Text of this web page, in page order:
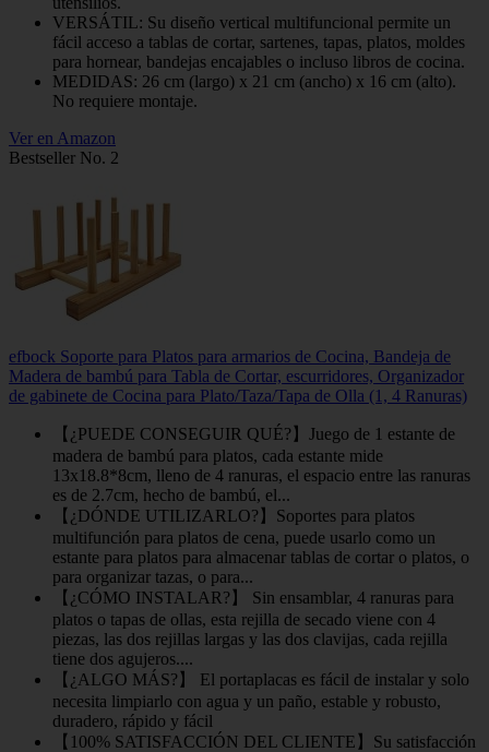
VERSÁTIL: Su diseño vertical multifuncional permite un
fácil acceso a tablas de cortar, sartenes, tapas, platos, moldes
para hornear, bandejas encajables o incluso libros de cocina.
MEDIDAS: 26 cm (largo) x 21 cm (ancho) x 16 cm (alto).
No requiere montaje.
Ver en Amazon
Bestseller No. 2
efbock Soporte para Platos para armarios de Cocina, Bandeja de
Madera de bambú para Tabla de Cortar, escurridores, Organizador
de gabinete de Cocina para Plato/Taza/Tapa de Olla (1, 4 Ranuras)
【¿PUEDE CONSEGUIR QUÉ?】Juego de 1 estante de
madera de bambú para platos, cada estante mide
13x18.8*8cm, lleno de 4 ranuras, el espacio entre las ranuras
es de 2.7cm, hecho de bambú, el...
【¿DÓNDE UTILIZARLO?】Soportes para platos
multifunción para platos de cena, puede usarlo como un
estante para platos para almacenar tablas de cortar o platos, o
para organizar tazas, o para...
【¿CÓMO INSTALAR?】 Sin ensamblar, 4 ranuras para
platos o tapas de ollas, esta rejilla de secado viene con 4
piezas, las dos rejillas largas y las dos clavijas, cada rejilla
tiene dos agujeros....
【¿ALGO MÁS?】 El portaplacas es fácil de instalar y solo
necesita limpiarlo con agua y un paño, estable y robusto,
duradero, rápido y fácil
【100% SATISFACCIÓN DEL CLIENTE】Su satisfacción